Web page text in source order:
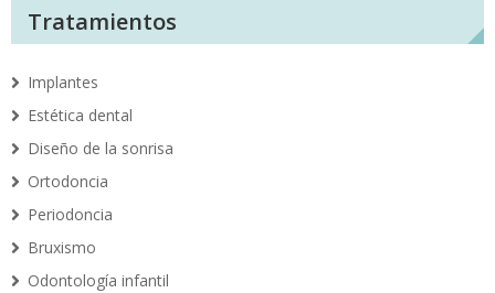
Tratamientos
Implantes
Estética dental
Diseño de la sonrisa
Ortodoncia
Periodoncia
Bruxismo
Odontología infantil